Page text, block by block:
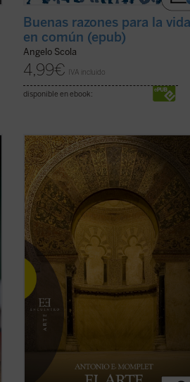
Buenas razones para la vida
en común (epub)
Angelo Scola
4,99€ IVA incluido
disponible en ebook:
El arte hispanomusulmán es parte del
arte islámico. Pero, al mismo tiempo, es
heredero y receptor de otras tradiciones
artísticas que son las que colaboran a
darle su riqueza y su propia
caracterización. La presencia del Islam
en la península ...